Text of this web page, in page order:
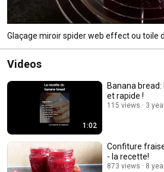
Glaçage miroir spider web effect ou toile
Videos
1:02
Banana
et rapide !
115 views 3
Confiture
- la recette!
873 views 8